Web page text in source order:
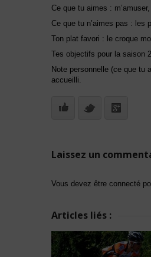
Ce que tu aimes :
Ce que tu n’aimes pas : les
Ton plat favori : le croque
Tes objectifs pour la saison
Note personnelle (ce que tu
accueilli.
Laissez un
Vous devez être connecté
Articles liés :